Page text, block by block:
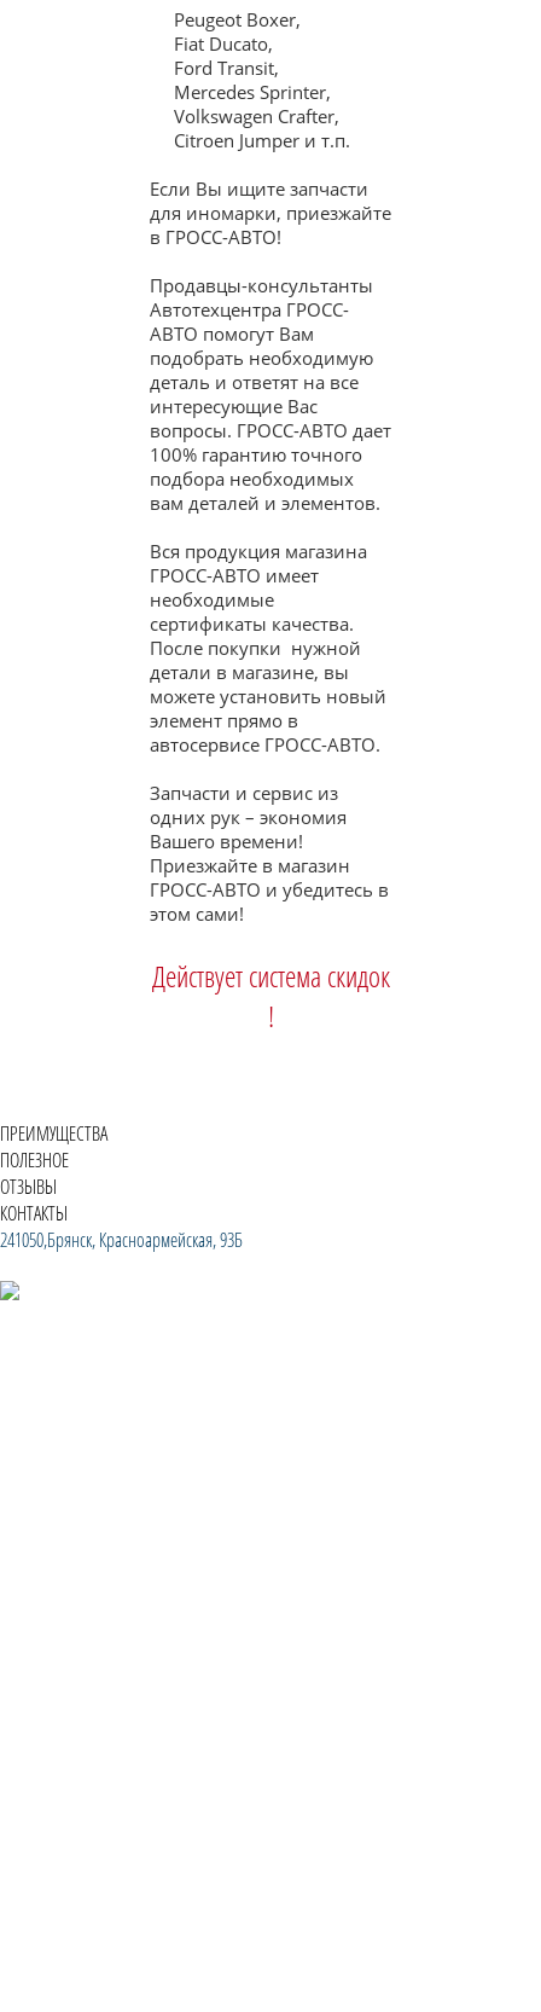
Peugeot Boxer,
Fiat Ducato,
Ford Transit,
Mercedes Sprinter,
Volkswagen Crafter,
Citroen Jumper и т.п.
Если Вы ищите запчасти
для иномарки, приезжайте
в ГРОСС-АВТО!
Продавцы-консультанты
Автотехцентра ГРОСС-
АВТО помогут Вам
подобрать необходимую
деталь и ответят на все
интересующие Вас
вопросы. ГРОСС-АВТО дает
100% гарантию точного
подбора необходимых
вам деталей и элементов.
Вся продукция магазина
ГРОСС-АВТО имеет
необходимые
сертификаты качества.
После покупки нужной
детали в магазине, вы
можете установить новый
элемент прямо в
автосервисе ГРОСС-АВТО.
Запчасти и сервис из
одних рук – экономия
Вашего времени!
Приезжайте в магазин
ГРОСС-АВТО и убедитесь в
этом сами!
Действует система скидок
!
ПРЕИМУЩЕСТВА
ПОЛЕЗНОЕ
ОТЗЫВЫ
КОНТАКТЫ
241050,Брянск, Красноармейская, 93Б